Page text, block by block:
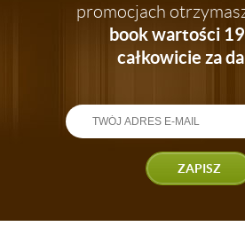
promocjach
book wartości
całkowicie za
ZAPISZ